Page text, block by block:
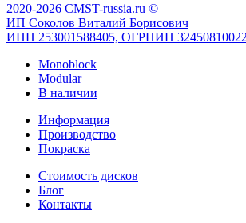
2020-2026 CMST-russia.ru ©
ИП Соколов Виталий Борисович
ИНН 253001588405, ОГРНИП
Monoblock
Modular
В наличии
Информация
Производство
Покраска
Стоимость дисков
Блог
Контакты